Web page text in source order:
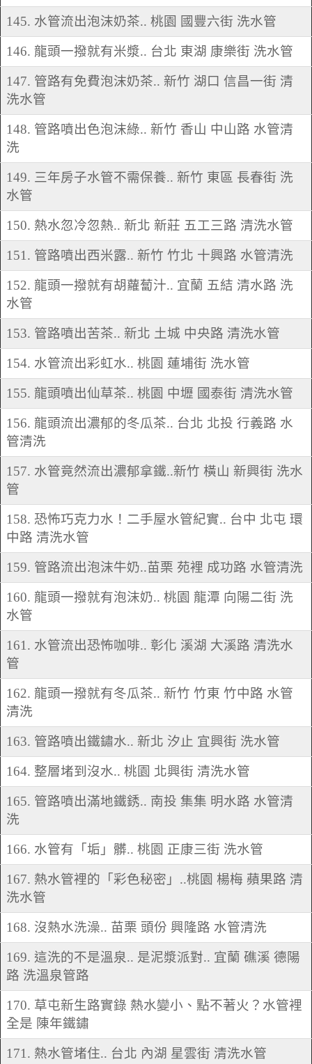
145. 水管流出泡沫奶茶.. 桃園 國豐六街 洗水管
146. 龍頭一撥就有米漿.. 台北 東湖 康樂街 洗水管
147. 管路有免費泡沫奶茶.. 新竹 湖口 信昌一街 清
洗水管
148. 管路噴出色泡沫綠.. 新竹 香山 中山路 水管清
洗
149. 三年房子水管不需保養.. 新竹 東區 長春街 洗
水管
150. 熱水忽冷忽熱.. 新北 新莊 五工三路 清洗水管
151. 管路噴出西米露.. 新竹 竹北 十興路 水管清洗
152. 龍頭一撥就有胡蘿蔔汁.. 宜蘭 五結 清水路 洗
水管
153. 管路噴出苦茶.. 新北 土城 中央路 清洗水管
154. 水管流出彩虹水.. 桃園 蓮埔街 洗水管
155. 龍頭噴出仙草茶.. 桃園 中壢 國泰街 清洗水管
156. 龍頭流出濃郁的冬瓜茶.. 台北 北投 行義路 水
管清洗
157. 水管竟然流出濃郁拿鐵..新竹 橫山 新興街 洗水
管
158. 恐怖巧克力水！二手屋水管紀實.. 台中 北屯 環
中路 清洗水管
159. 管路流出泡沫牛奶..苗栗 苑裡 成功路 水管清洗
160. 龍頭一撥就有泡沫奶.. 桃園 龍潭 向陽二街 洗
水管
161. 水管流出恐怖咖啡.. 彰化 溪湖 大溪路 清洗水
管
162. 龍頭一撥就有冬瓜茶.. 新竹 竹東 竹中路 水管
清洗
163. 管路噴出鐵鏽水.. 新北 汐止 宜興街 洗水管
164. 整層堵到沒水.. 桃園 北興街 清洗水管
165. 管路噴出滿地鐵銹.. 南投 集集 明水路 水管清
洗
166. 水管有「垢」髒.. 桃園 正康三街 洗水管
167. 熱水管裡的「彩色秘密」..桃園 楊梅 蘋果路 清
洗水管
168. 沒熱水洗澡.. 苗栗 頭份 興隆路 水管清洗
169. 這洗的不是溫泉.. 是泥漿派對.. 宜蘭 礁溪 德陽
路 洗溫泉管路
170. 草屯新生路實錄 熱水變小、點不著火？水管裡
全是 陳年鐵鏽
171. 熱水管堵住.. 台北 內湖 星雲街 清洗水管